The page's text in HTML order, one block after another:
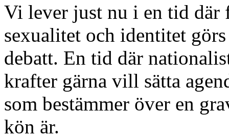
Vi lever just nu i en tid där
sexualitet och identitet
debatt. En tid där
krafter gärna vill sätta
som bestämmer över en
kön är.